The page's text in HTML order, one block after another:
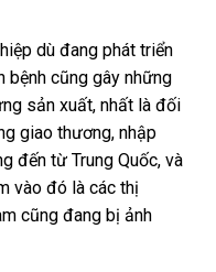
dù đang phát triển
cũng gây những
sản xuất, nhất là đối
giao thương, nhập
đến từ Trung Quốc, và
vào đó là các thị
cũng đang bị ảnh